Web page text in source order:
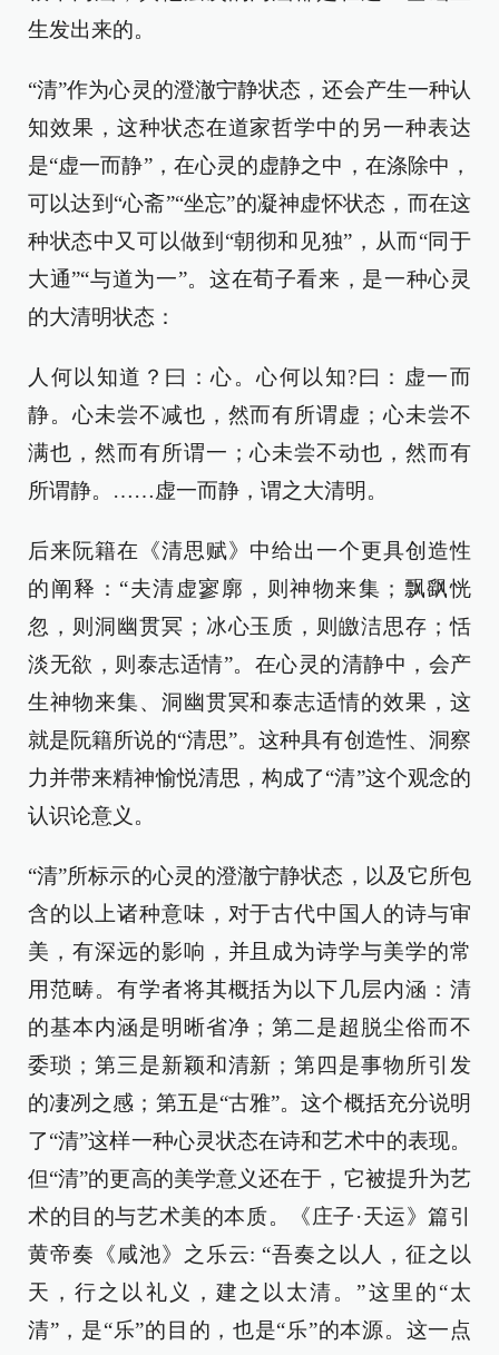
生发出来的。
“清”作为心灵的澄澈宁静状态，还会产生一种认
知效果，这种状态在道家哲学中的另一种表达
是“虚一而静”，在心灵的虚静之中，在涤除中，
可以达到“心斋”“坐忘”的凝神虚怀状态，而在这
种状态中又可以做到“朝彻和见独”，从而“同于
大通”“与道为一”。这在荀子看来，是一种心灵
的大清明状态：
人何以知道？曰：心。心何以知?曰：虚一而
静。心未尝不减也，然而有所谓虚；心未尝不
满也，然而有所谓一；心未尝不动也，然而有
所谓静。……虚一而静，谓之大清明。
后来阮籍在《清思赋》中给出一个更具创造性
的阐释：“夫清虚寥廓，则神物来集；飘飖恍
忽，则洞幽贯冥；冰心玉质，则皦洁思存；恬
淡无欲，则泰志适情”。在心灵的清静中，会产
生神物来集、洞幽贯冥和泰志适情的效果，这
就是阮籍所说的“清思”。这种具有创造性、洞察
力并带来精神愉悦清思，构成了“清”这个观念的
认识论意义。
“清”所标示的心灵的澄澈宁静状态，以及它所包
含的以上诸种意味，对于古代中国人的诗与审
美，有深远的影响，并且成为诗学与美学的常
用范畴。有学者将其概括为以下几层内涵：清
的基本内涵是明晰省净；第二是超脱尘俗而不
委琐；第三是新颖和清新；第四是事物所引发
的凄冽之感；第五是“古雅”。这个概括充分说明
了“清”这样一种心灵状态在诗和艺术中的表现。
但“清”的更高的美学意义还在于，它被提升为艺
术的目的与艺术美的本质。《庄子·天运》篇引
黄帝奏《咸池》之乐云: “吾奏之以人，征之以
天，行之以礼义，建之以太清。”这里的“太
清”，是“乐”的目的，也是“乐”的本源。这一点